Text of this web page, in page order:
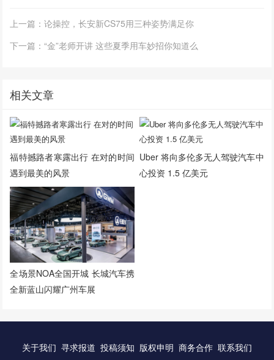
上一篇：论操控，长安新CS75用三种姿势满足你
下一篇：“金”老师开讲 这些夏季用车妙招你知道么
相关文章
福特撼路者寒露出行 在对的时间
遇到最美的风景
Uber 将向多伦多无人驾驶汽车中
心投资 1.5 亿美元
全场景NOA全国开城 长城汽车携
全新蓝山闪耀广州车展
关于我们 寻求报道 投稿须知 版权申明 商务合作 联系我们